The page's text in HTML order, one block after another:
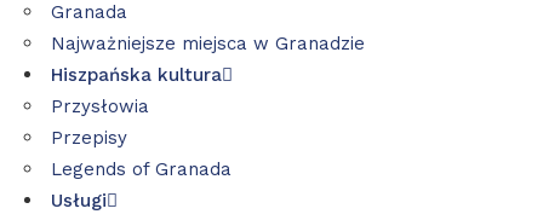
Granada
Najważniejsze miejsca w Granadzie
Hiszpańska kultura
Przysłowia
Przepisy
Legends of Granada
Usługi